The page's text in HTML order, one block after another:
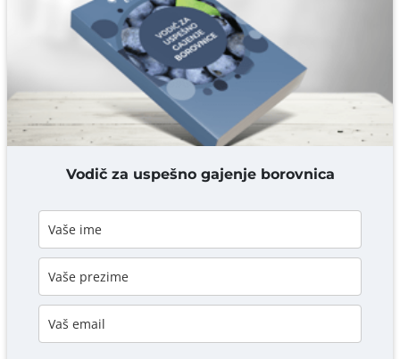
Komentar* obavezno
DODAJ KOMENTAR
Vodič za uspešno gajenje borovnica